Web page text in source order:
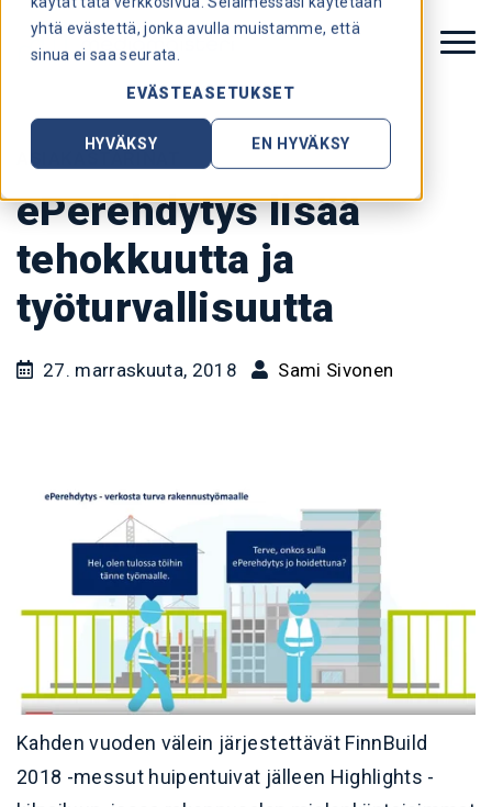
yhtä evästettä, jonka avulla muistamme, että
sinua ei saa seurata.
EVÄSTEASETUKSET
HYVÄKSY EN HYVÄKSY
ASIAKASTARINAT
ePerehdytys lisää
tehokkuutta ja
työturvallisuutta
27. marraskuuta, 2018 Sami Sivonen
Kahden vuoden välein järjestettävät FinnBuild
2018 -messut huipentuivat jälleen Highlights -